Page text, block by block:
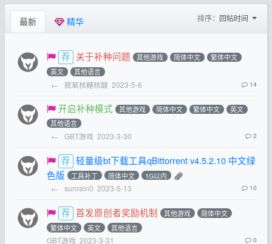
最新 精华 排序： 回帖时间
关于补种问题 其他游戏 简体中文
繁体中文
英文
其他语言
← 脱氧核糖核酸 2023-5-6 14
开启补种模式 其他游戏 简体中文 繁体中文
英文
其他语言
← GBT游戏 2023-3-30 2
轻量级bt下载工具qBittorrent v4.5.2.10 中文绿
色版
工具补丁 简体中文 1G以内
← sunrain0 2023-5-13 10
首发原创者奖励机制 其他游戏
简体中文
繁体中文
英文 其他语言
GBT游戏 2023-3-31 0